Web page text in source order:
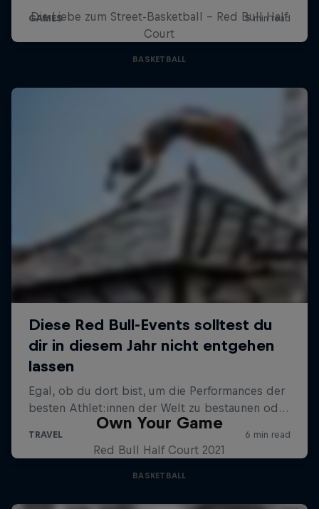
Die Liebe zum Street-Basketball – Red Bull Half
Court
BASKETBALL
Own Your Game
Red Bull Half Court 2021
BASKETBALL